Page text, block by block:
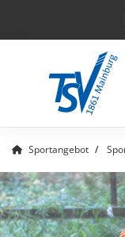
Sportangebot